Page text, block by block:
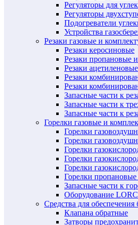
Регуляторы для
Регуляторы
Подогреватели
Устройства
Резаки газовые и
Резаки керосиновые
Резаки пропановые
Резаки
Резаки
Резаки
Запасные части к
Запасные части к
Запасные части к
Горелки газовые и
Горелки
Горелки
Горелки
Горелки
Горелки
Горелки
Запасные части к
Оборудование
Средства для обеспечения
Клапана обратные
Затворы